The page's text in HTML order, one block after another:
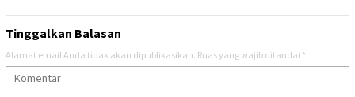
Tinggalkan Balasan
Alamat email Anda tidak akan dipublikasikan. Ruas yang wajib ditandai *